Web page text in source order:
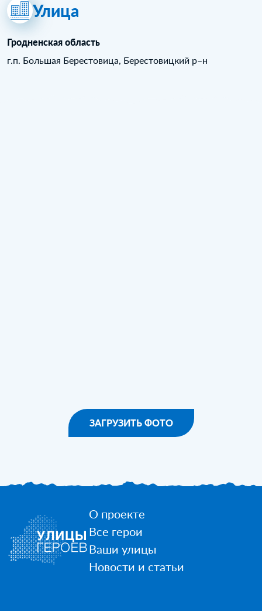
Улица
Гродненская область
г.п. Большая Берестовица, Берестовицкий р–н
ЗАГРУЗИТЬ ФОТО
О проекте
Все герои
Ваши улицы
Новости и статьи